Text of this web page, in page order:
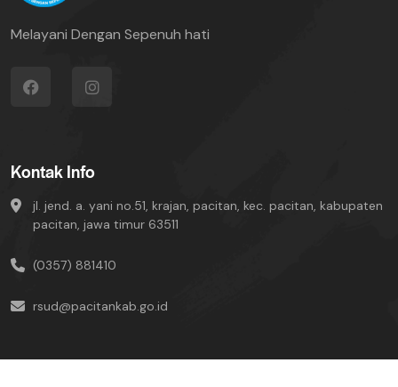
Melayani Dengan Sepenuh hati
Kontak Info
jl. jend. a. yani no.51, krajan, pacitan, kec. pacitan, kabupaten
pacitan, jawa timur 63511
(0357) 881410
rsud@pacitankab.go.id